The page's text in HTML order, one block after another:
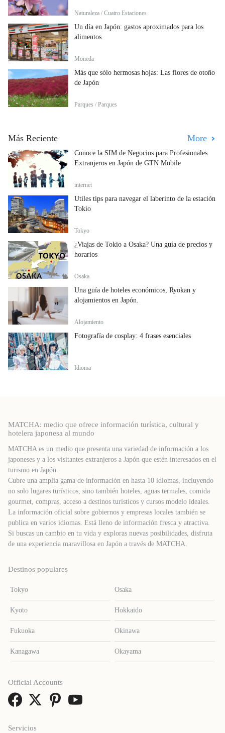
Naturaleza / Cuatro Estaciones
Un día en Japón: gastos aproximados para los
alimentos
Moneda
Más que sólo hermosas hojas: Las flores de otoño
de Japón
Parques / Parques
Más Reciente More
Conoce la SIM de Negocios para Profesionales
Extranjeros en Japón de GTN Mobile
internet
Útiles tips para navegar el laberinto de la estación
Tokio
Tokyo
¿Viajas de Tokio a Osaka? Una guía de precios y
horarios
Osaka
Una guía de hoteles económicos, Ryokan y
alojamientos en Japón.
Alojamiento
Fotografía de cosplay: 4 frases esenciales
Idioma
MATCHA: medio que ofrece información turística, cultural y
hotelera japonesa al mundo
MATCHA es un medio que presenta una variedad de información a los
japoneses y a los visitantes extranjeros a Japón que estén interesados ​​en el
turismo en Japón.
Cubre una amplia gama de información en hasta 10 idiomas, incluyendo
no solo lugares turísticos, sino también hoteles, aguas termales, comida
gourmet, compras, acceso a destinos turísticos y cursos modelo ideales.
La información oficial sobre gobiernos y empresas locales también se
publica en varios idiomas. Está lleno de información fresca y atractiva.
Si buscas un cambio en tu vida y exploras nuevas posibilidades, disfruta
de una experiencia maravillosa en Japón a través de MATCHA.
Destinos populares
Tokyo Osaka
Kyoto Hokkaido
Fukuoka Okinawa
Kanagawa Okayama
Servicios
Official Accounts